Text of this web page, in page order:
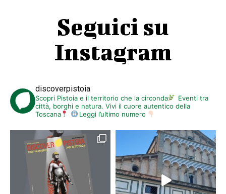
Seguici su
Instagram
discoverpistoia
Scopri Pistoia e il territorio che la circonda
Eventi tra
città, borghi e natura. Vivi il cuore autentico della
Toscana
Leggi l’ultimo numero